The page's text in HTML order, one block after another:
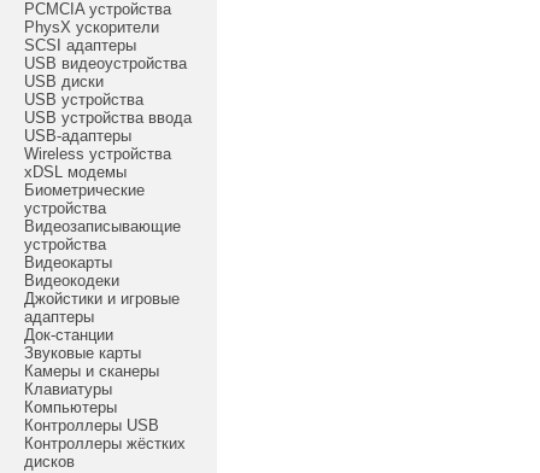
PCMCIA устройства
PhysX ускорители
SCSI адаптеры
USB видеоустройства
USB диски
USB устройства
USB устройства ввода
USB-адаптеры
Wireless устройства
xDSL модемы
Биометрические
устройства
Видеозаписывающие
устройства
Видеокарты
Видеокодеки
Джойстики и игровые
адаптеры
Док-станции
Звуковые карты
Камеры и сканеры
Клавиатуры
Компьютеры
Контроллеры USB
Контроллеры жёстких
дисков